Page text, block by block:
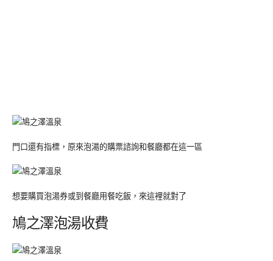
門口還有指標，原來泡湯的購票諮詢和餐廳都在這一區
想要購買泡湯券或到餐廳用餐吃飯，來這裡就對了
鳩之澤泡湯收費